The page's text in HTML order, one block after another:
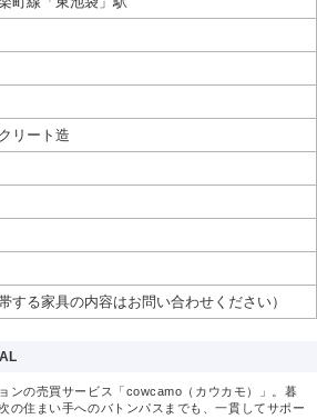
リート造
する家具の内容はお問い合わせください）
ンの売買サービス「cowcamo（カウカモ）」。暮
の住まい手へのバトンパスまでも、一貫してサポー